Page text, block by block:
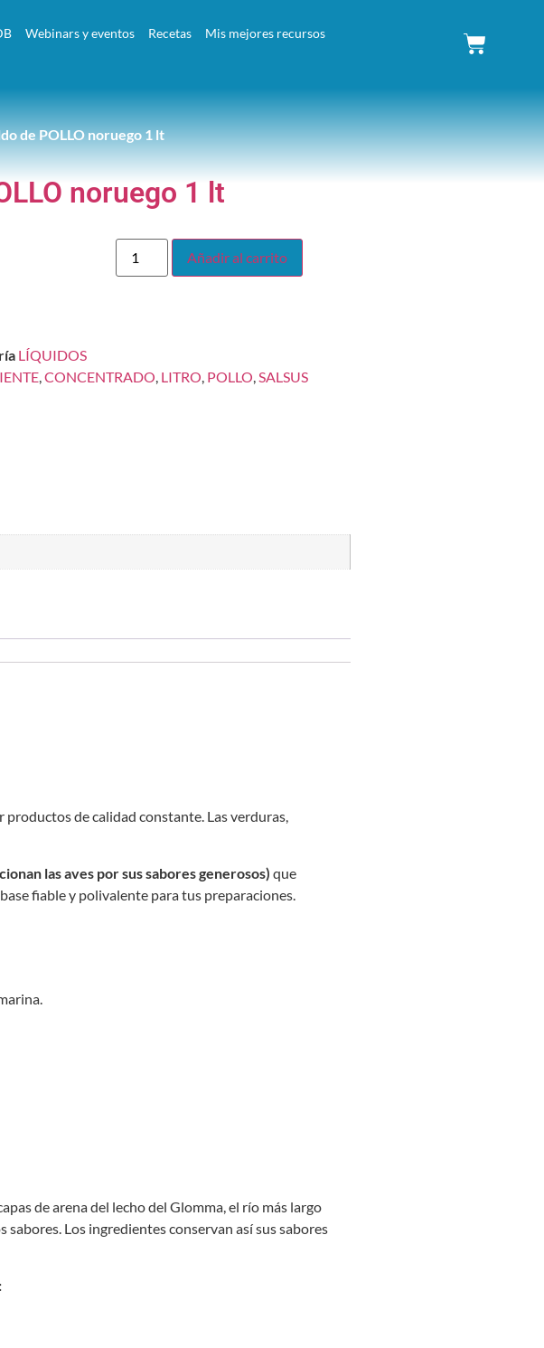
Webinars y eventos Recetas
Mis mejores recursos
de POLLO noruego 1 lt
noruego 1 lt
Añadir al carrito
LÍQUIDOS
CONCENTRADO LITRO POLLO SALSUS
de calidad constante. Las verduras,
las aves por sus sabores generosos) que
fiable y polivalente para tus preparaciones.
de arena del lecho del Glomma, el río más largo
Los ingredientes conservan así sus sabores